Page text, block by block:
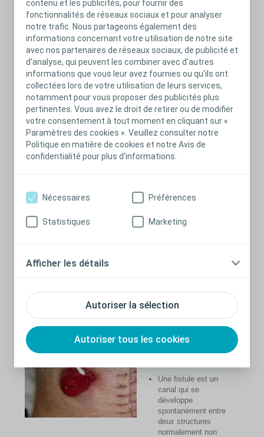
contenu et les publicités, pour fournir des
fonctionnalités de réseaux sociaux et pour analyser
notre trafic. Nous partageons également des
informations concernant votre utilisation de notre site
avec nos partenaires de réseaux sociaux, de publicité et
d'analyse, qui peuvent les combiner avec d'autres
informations que vous leur avez fournies ou qu'ils ont
collectées lors de votre utilisation de leurs services,
notamment pour vous proposer des publicités plus
pertinentes. Vous avez le droit de retirer ou de modifier
votre consentement à tout moment en cliquant sur «
Paramètres des cookies ». Veuillez consulter notre
Politique en matière de cookies et notre Avis de
confidentialité pour plus d'informations.
Autoriser la sélection
Autoriser tous les cookies
Nécessaires Préférences
Statistiques Marketing
Afficher les détails
En présence de régénération tissulaire, le tissu nécrosé
sera rejeté. Dans le cas contraire (persistance de la
nécrose), une seconde intervention est nécessaire
Désinsertion
(désunion ou
rupture
anormale
entre la
stomie et
Caractéristiques d’une désinsertion :
Profonde ou peu profonde
sur le bord externe de la désinsertion
Fistule
Une fistule est un
canal qui se
développe
spontanément entre
deux structures
normalement non